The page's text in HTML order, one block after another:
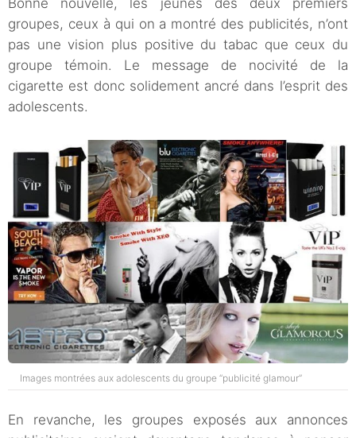
Bonne nouvelle, les jeunes des deux premiers
groupes, ceux à qui on a montré des publicités, n’ont
pas une vision plus positive du tabac que ceux du
groupe témoin. Le message de nocivité de la
cigarette est donc solidement ancré dans l’esprit des
adolescents.
Images montrées aux adolescents du groupe “publicité glamour”
En revanche, les groupes exposés aux annonces